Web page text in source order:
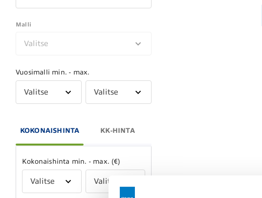
Malli
Valitse
Vuosimalli min. - max.
Valitse Valitse
KOKONAISHINTA KK-HINTA
Kokonaishinta min. - max. (€)
Valitse Valitse